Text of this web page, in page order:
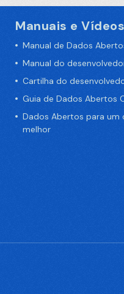
Manuais e Vídeos
Manual de Dados
Manual do
Cartilha do
Guia de Dados Abertos
Dados Abertos para um
melhor